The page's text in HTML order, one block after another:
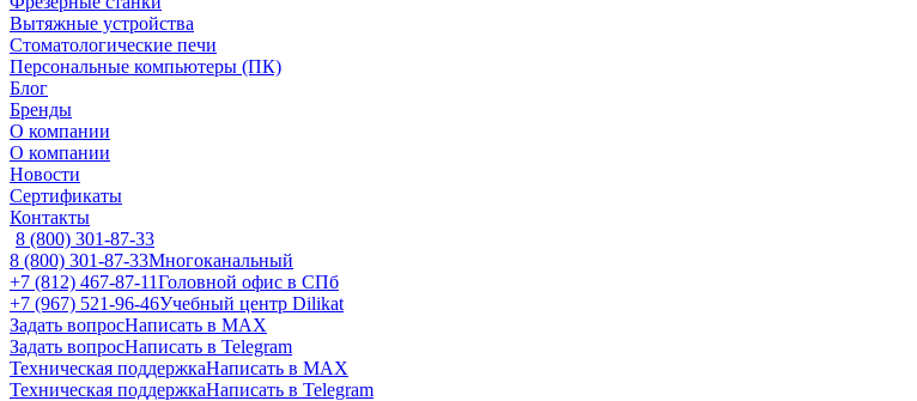
Вытяжные устройства
Стоматологические печи
Персональные компьютеры (ПК)
Блог
Бренды
О компании
О компании
Новости
Сертификаты
Контакты
8 (800) 301-87-33
8 (800) 301-87-33Многоканальный
+7 (812) 467-87-11Головной офис в СПб
+7 (967) 521-96-46Учебный центр Dilikat
Задать вопросНаписать в MAX
Задать вопросНаписать в Telegram
Техническая поддержкаНаписать в MAX
Техническая поддержкаНаписать в Telegram